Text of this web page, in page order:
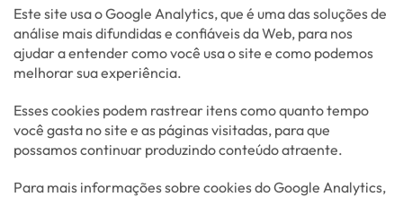
Este site usa o Google Analytics, que é uma das soluções de
análise mais difundidas e confiáveis da Web, para nos
ajudar a entender como você usa o site e como podemos
melhorar sua experiência.
Esses cookies podem rastrear itens como quanto tempo
você gasta no site e as páginas visitadas, para que
possamos continuar produzindo conteúdo atraente.
Para mais informações sobre cookies do Google Analytics,